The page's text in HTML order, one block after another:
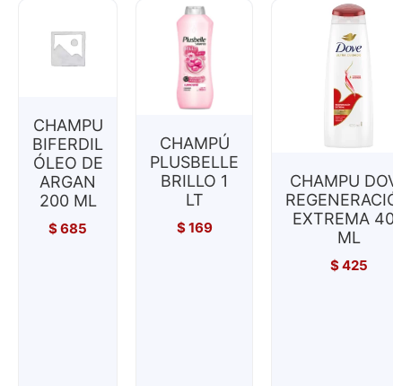
CHAMPU
BIFERDIL
ÓLEO DE
ARGAN
200 ML
$685
CHAMPÚ
PLUSBELLE
BRILLO 1
LT
$169
CHAMPU
EXTREMA
ML
$425